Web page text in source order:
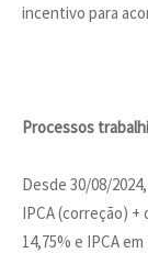
incentivo para
Processos
Desde 30/08/
IPCA (correção) +
14,75% e IPCA